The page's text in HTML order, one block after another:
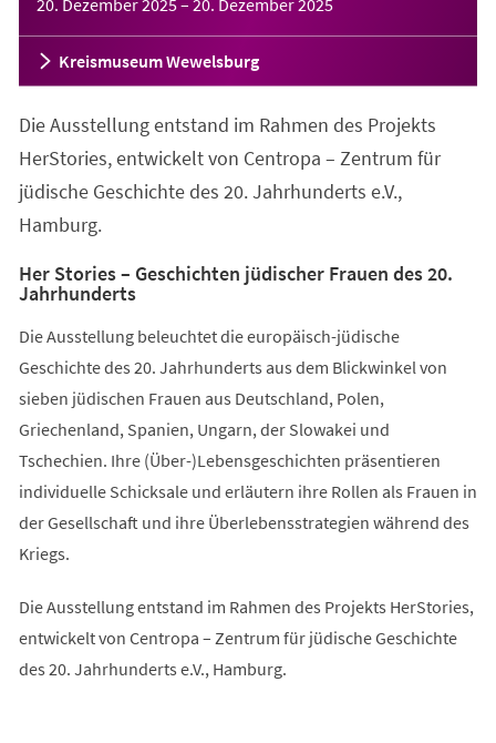
Kreismuseum Wewelsburg
Die Ausstellung entstand im Rahmen des Projekts
HerStories, entwickelt von Centropa – Zentrum für
jüdische Geschichte des 20. Jahrhunderts e.V.,
Hamburg.
Her Stories – Geschichten jüdischer Frauen des 20.
Jahrhunderts
Die Ausstellung beleuchtet die europäisch-jüdische
Geschichte des 20. Jahrhunderts aus dem Blickwinkel von
sieben jüdischen Frauen aus Deutschland, Polen,
Griechenland, Spanien, Ungarn, der Slowakei und
Tschechien. Ihre (Über-)Lebensgeschichten präsentieren
individuelle Schicksale und erläutern ihre Rollen als Frauen in
der Gesellschaft und ihre Überlebensstrategien während des
Kriegs.
Die Ausstellung entstand im Rahmen des Projekts HerStories,
entwickelt von Centropa – Zentrum für jüdische Geschichte
des 20. Jahrhunderts e.V., Hamburg.